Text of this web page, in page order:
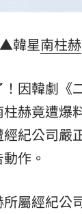
▲韓星南柱赫
！因韓劇《
柱赫竟遭爆
經紀公司嚴
作。
所屬經紀公